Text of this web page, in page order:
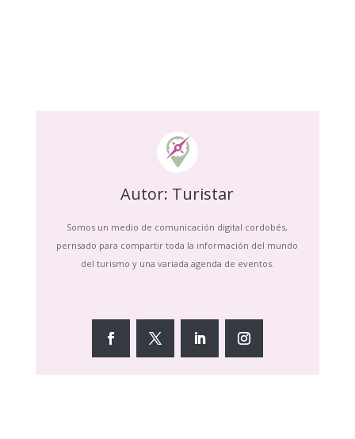
Autor: Turistar
Somos un medio de comunicación digital cordobés,
pernsado para compartir toda la información del mundo
del turismo y una variada agenda de eventos.